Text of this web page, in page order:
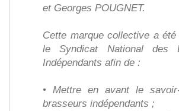
et Georges POUGNET.
Cette marque collective a
le Syndicat National des
Indépendants afin de :
• Mettre en avant le
brasseurs indépendants ;